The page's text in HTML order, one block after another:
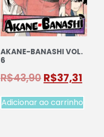
AKANE-BANASHI VOL.
6
R$43,90 R$37,31
Adicionar ao carrinho